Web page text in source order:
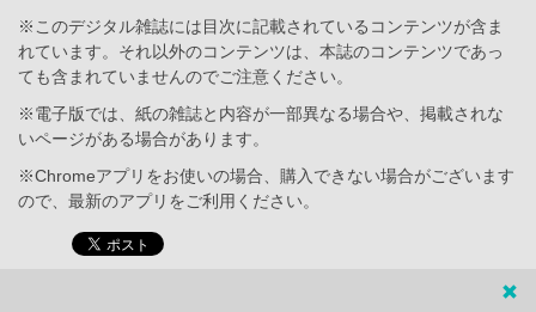
※このデジタル雑誌には目次に記載されているコンテンツが含ま
れています。それ以外のコンテンツは、本誌のコンテンツであっ
ても含まれていませんのでご注意ください。
※電子版では、紙の雑誌と内容が一部異なる場合や、掲載されな
いページがある場合があります。
※Chromeアプリをお使いの場合、購入できない場合がございます
ので、最新のアプリをご利用ください。